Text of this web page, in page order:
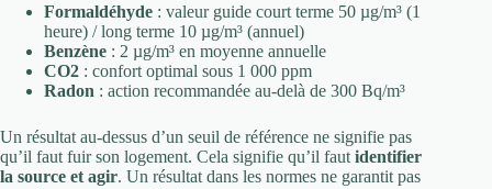
Formaldéhyde : valeur guide court terme 50 µg/m³ (1
heure) / long terme 10 µg/m³ (annuel)
Benzène : 2 µg/m³ en moyenne annuelle
CO2 : confort optimal sous 1 000 ppm
Radon : action recommandée au-delà de 300 Bq/m³
Un résultat au-dessus d’un seuil de référence ne signifie pas
qu’il faut fuir son logement. Cela signifie qu’il faut identifier
la source et agir. Un résultat dans les normes ne garantit pas